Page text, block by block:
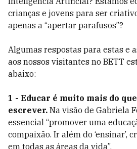
crianças e jovens para ser
apenas a “apertar parafusos”?
Algumas respostas para estas e
aos nossos visitantes no BETT
abaixo:
1 - Educar é muito mais do
escrever. Na visão de Gabriela
essencial “promover uma
compaixão. Ir além do ‘ensinar’,
em todas as áreas da vida”.